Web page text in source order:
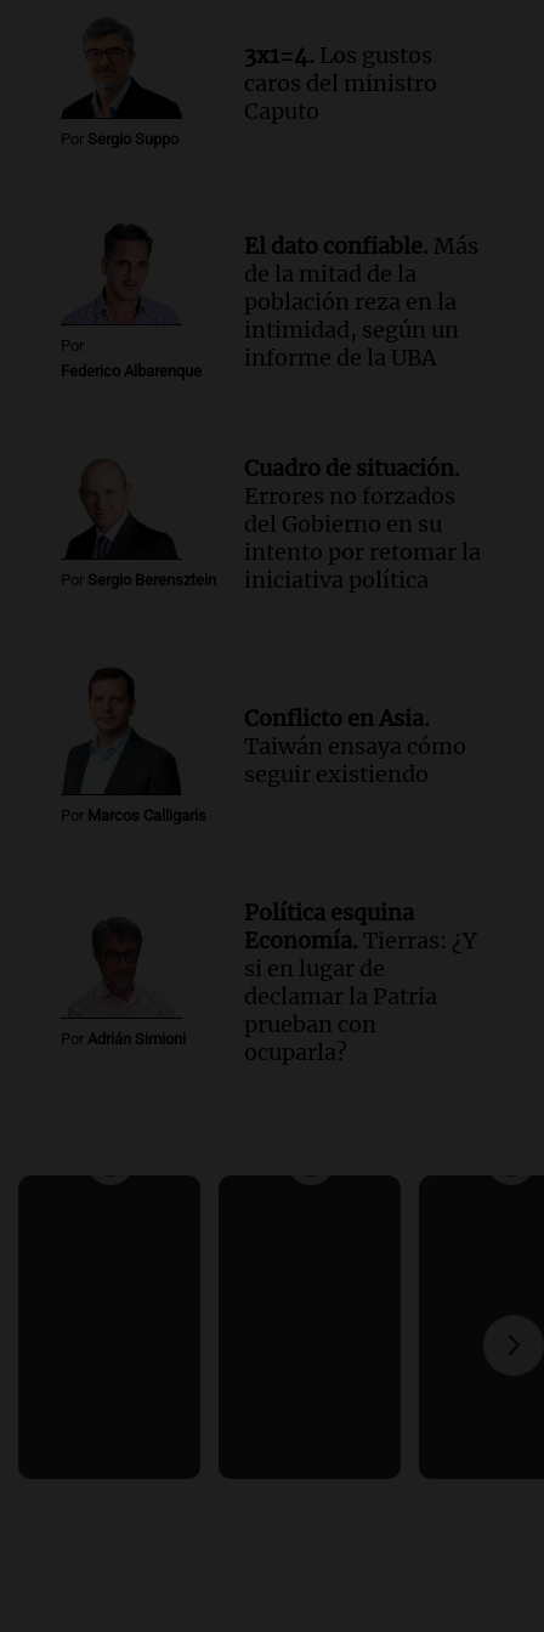
según San Ignacio de Loyola
Panorama Federal
Episodios
Audio.Tormentas y filtraciones: "El
agua entra por donde menos
Episodios
Por Sergio Suppo
3x1=4. Los gustos
caros del ministro
Caputo
Por
Federico Albarenque
El dato confiable. Más
de la mitad de la
población reza en la
intimidad, según un
informe de la UBA
Por Sergio Berensztein
Cuadro de situación.
Errores no forzados
del Gobierno en su
intento por retomar la
iniciativa política
Por Marcos Calligaris
Conflicto en Asia.
Taiwán ensaya cómo
seguir existiendo
Por Adrián Simioni
Política esquina
Economía. Tierras: ¿Y
si en lugar de
declamar la Patria
prueban con
ocuparla?